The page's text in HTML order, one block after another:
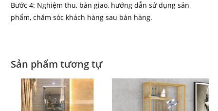
Bước 4: Nghiệm thu, bàn giao, hướng dẫn sử dụng sản
phẩm, chăm sóc khách hàng sau bán hàng.
Sản phẩm tương tự